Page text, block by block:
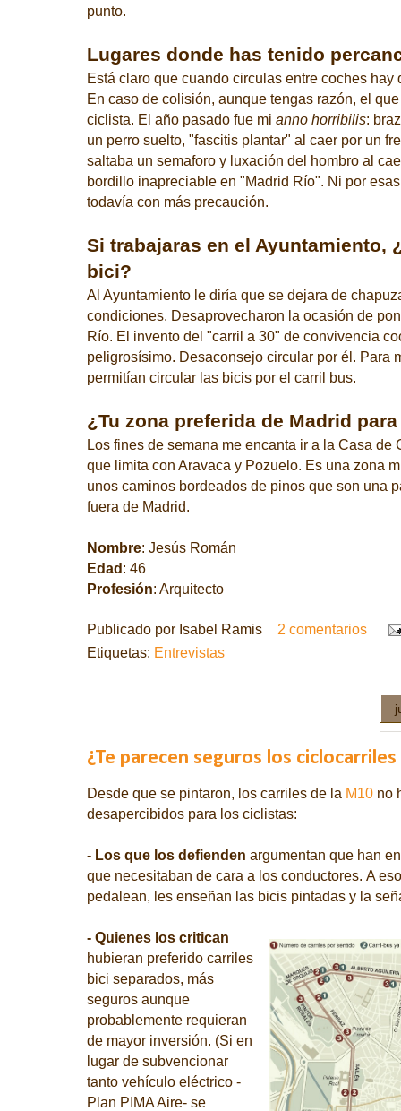
punto.
Lugares donde has tenido
Está claro que cuando circulas entre coches hay
En caso de colisión, aunque tengas razón, el
ciclista. El año pasado fue mi anno horribilis:
un perro suelto, "fascitis plantar" al caer por un
saltaba un semaforo y luxación del hombro al
bordillo inapreciable en "Madrid Río". Ni por
todavía con más precaución.
Si trabajaras en el Ayuntamiento,
bici?
Al Ayuntamiento le diría que se dejara de
condiciones. Desaprovecharon la ocasión de
Río. El invento del "carril a 30" de convivencia
peligrosísimo. Desaconsejo circular por él. Para
permitían circular las bicis por el carril bus.
¿Tu zona preferida de Madrid
Los fines de semana me encanta ir a la Casa de
que limita con Aravaca y Pozuelo. Es una zona
unos caminos bordeados de pinos que son una
fuera de Madrid.
Nombre: Jesús Román
Edad: 46
Profesión: Arquitecto
Publicado por Isabel Ramis
2 comentarios
Etiquetas: Entrevistas
¿Te parecen seguros los
Desde que se pintaron, los carriles de la M10 no
desapercibidos para los ciclistas:
- Los que los defienden argumentan que han
que necesitaban de cara a los conductores. A
pedalean, les enseñan las bicis pintadas y la
- Quienes los critican
hubieran preferido carriles
bici separados, más
seguros aunque
probablemente requieran
de mayor inversión. (Si en
lugar de subvencionar
tanto vehículo eléctrico -
Plan PIMA Aire- se